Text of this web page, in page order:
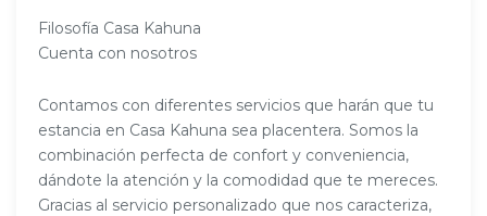
Filosofía Casa Kahuna
Cuenta con nosotros
Contamos con diferentes servicios que harán que tu
estancia en Casa Kahuna sea placentera. Somos la
combinación perfecta de confort y conveniencia,
dándote la atención y la comodidad que te mereces.
Gracias al servicio personalizado que nos caracteriza,